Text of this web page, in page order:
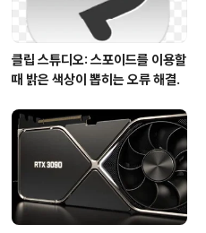
클립 스튜디오: 스포이드를 이용할
때 밝은 색상이 뽑히는 오류 해결.